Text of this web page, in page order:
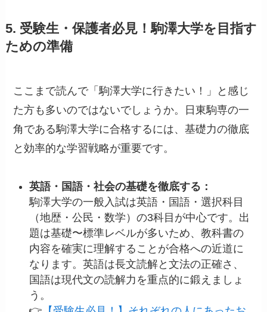
5. 受験生・保護者必見！駒澤大学を目指す
ための準備
ここまで読んで「駒澤大学に行きたい！」と感じ
た方も多いのではないでしょうか。日東駒専の一
角である駒澤大学に合格するには、基礎力の徹底
と効率的な学習戦略が重要です。
英語・国語・社会の基礎を徹底する：
駒澤大学の一般入試は英語・国語・選択科目
（地歴・公民・数学）の3科目が中心です。出
題は基礎〜標準レベルが多いため、教科書の
内容を確実に理解することが合格への近道に
なります。英語は長文読解と文法の正確さ、
国語は現代文の読解力を重点的に鍛えましょ
う。